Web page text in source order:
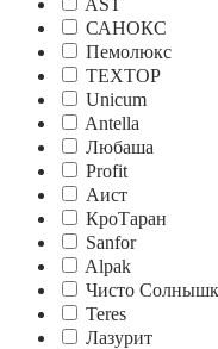
САНОКС
Пемолюкс
TEXTOP
Unicum
Antella
Любаша
Profit
Аист
КроTаран
Sanfor
Alpak
Чисто
Teres
Лазурит